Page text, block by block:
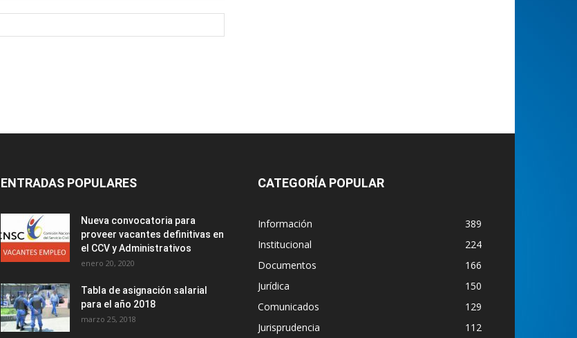
ENTRADAS POPULARES
Nueva convocatoria para
proveer vacantes definitivas en
el CCV y Administrativos
enero 20, 2020
Tabla de asignación salarial
para el año 2018
marzo 25, 2018
CATEGORÍA POPULAR
Información
389
Institucional
224
Documentos
166
Jurídica
150
Comunicados
129
Jurisprudencia
112